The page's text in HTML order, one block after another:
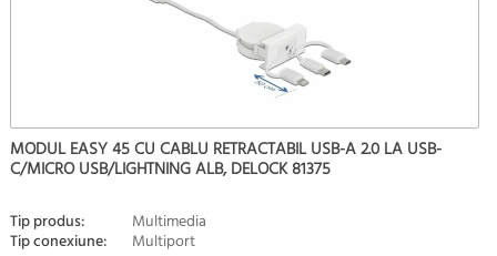
MODUL EASY 45 CU CABLU RETRACTABIL USB-A 2.0 LA USB-
C/MICRO USB/LIGHTNING ALB, DELOCK 81375
Tip produs: Multimedia
Tip conexiune: Multiport